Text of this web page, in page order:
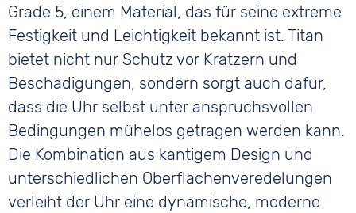
Grade 5, einem Material, das für seine extreme
Festigkeit und Leichtigkeit bekannt ist. Titan
bietet nicht nur Schutz vor Kratzern und
Beschädigungen, sondern sorgt auch dafür,
dass die Uhr selbst unter anspruchsvollen
Bedingungen mühelos getragen werden kann.
Die Kombination aus kantigem Design und
unterschiedlichen Oberflächenveredelungen
verleiht der Uhr eine dynamische, moderne